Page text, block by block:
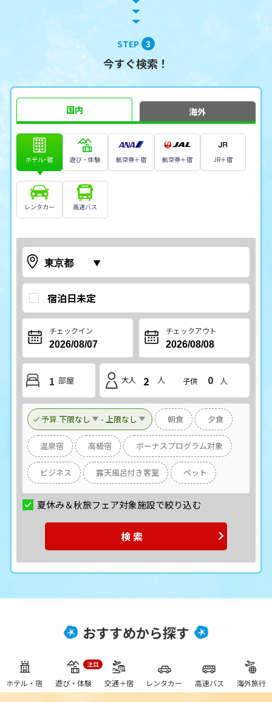
STEP 3
今すぐ検索！
国内 海外
ホテル･宿 遊び・体験 航空券＋宿 航空券＋宿 JR＋宿
レンタカー 高速バス
宿泊日未定
チェックイン チェックアウト
1 部屋 大人 2 人 子供 0 人
予算 下限なし - 上限なし 朝食 夕食
温泉宿 高級宿 ボーナスプログラム対象
ビジネス 露天風呂付き客室 ペット
夏休み＆秋旅フェア対象施設で絞り込む
検 索
おすすめから探す
ホテル・宿 遊び・体験 交通＋宿 レンタカー 高速バス 海外旅行